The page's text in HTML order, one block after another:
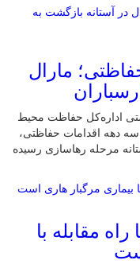
مارال
اداره‌کل حفاظت محیط
دهه اقدامات حفاظتی،
مرحله رهاسازی رسیده
مقابله با